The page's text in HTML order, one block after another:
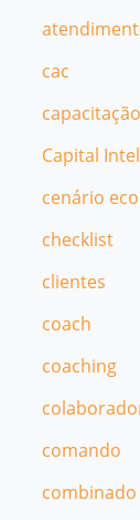
cac
capacitação
Capital
cenário
checklist
clientes
coach
coaching
comando
combinado